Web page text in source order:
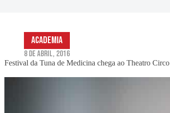
Festival da Tuna de Medicina chega ao Theatro Circo
Academia
8 de Abril, 2016